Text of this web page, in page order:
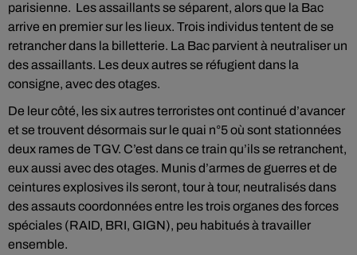
parisienne. Les assaillants se séparent, alors que la Bac
arrive en premier sur les lieux. Trois individus tentent de se
retrancher dans la billetterie. La Bac parvient à neutraliser un
des assaillants. Les deux autres se réfugient dans la
consigne, avec des otages.
De leur côté, les six autres terroristes ont continué d’avancer
et se trouvent désormais sur le quai n°5 où sont stationnées
deux rames de TGV. C’est dans ce train qu’ils se retranchent,
eux aussi avec des otages. Munis d’armes de guerres et de
ceintures explosives ils seront, tour à tour, neutralisés dans
des assauts coordonnées entre les trois organes des forces
spéciales (RAID, BRI, GIGN), peu habitués à travailler
ensemble.